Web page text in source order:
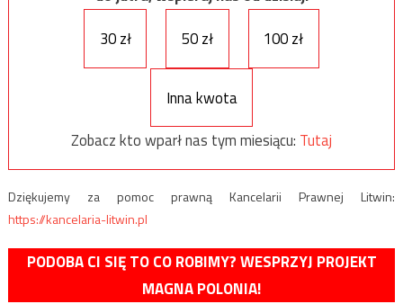
30 zł
50 zł 100 zł
Inna kwota
Zobacz kto wparł nas tym miesiącu: Tutaj
Dziękujemy za pomoc prawną Kancelarii Prawnej Litwin:
https://kancelaria-litwin.pl
PODOBA CI SIĘ TO CO ROBIMY? WESPRZYJ PROJEKT
MAGNA POLONIA!